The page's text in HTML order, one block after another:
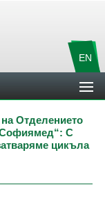
EN
Отделението
С
цикъла